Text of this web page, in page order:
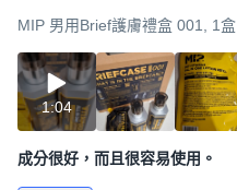
MIP 男用Brief護膚禮盒 001, 1盒
1:04
成分很好，而且很容易使用。